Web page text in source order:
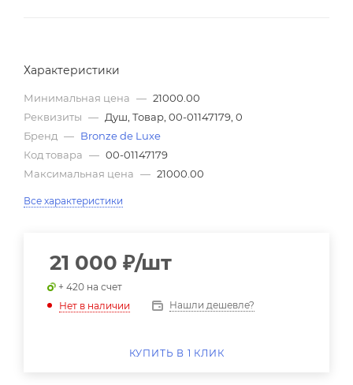
Характеристики
Минимальная цена — 21000.00
Реквизиты — Душ, Товар, 00-01147179, 0
Бренд — Bronze de Luxe
Код товара — 00-01147179
Максимальная цена — 21000.00
Все характеристики
21 000 ₽/шт
+ 420 на счет
Нет в наличии
Нашли дешевле?
КУПИТЬ В 1 КЛИК